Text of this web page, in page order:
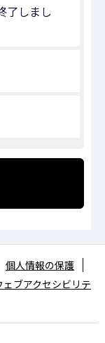
了しまし
個人情報の保護
ェブアクセシビリテ